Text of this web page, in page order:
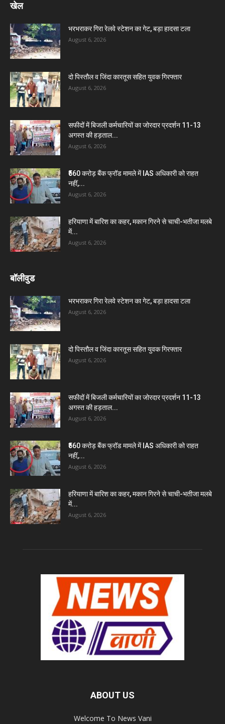
खेल
भरभराकर गिरा रेलवे स्टेशन का गेट, बड़ा हादसा टला
August 6, 2026
दो पिस्तौल व जिंदा कारतूस सहित युवक गिरफ्तार
August 6, 2026
सफीदों में बिजली कर्मचारियों का जोरदार प्रदर्शन 11-13
अगस्त की हड़ताल...
August 6, 2026
₹560 करोड़ बैंक फ्रॉड मामले में IAS अधिकारी को राहत
नहीं,...
August 6, 2026
हरियाणा में बारिश का कहर, मकान गिरने से चाची-भतीजा मलबे
में...
August 6, 2026
बॉलीवुड
भरभराकर गिरा रेलवे स्टेशन का गेट, बड़ा हादसा टला
August 6, 2026
दो पिस्तौल व जिंदा कारतूस सहित युवक गिरफ्तार
August 6, 2026
सफीदों में बिजली कर्मचारियों का जोरदार प्रदर्शन 11-13
अगस्त की हड़ताल...
August 6, 2026
₹560 करोड़ बैंक फ्रॉड मामले में IAS अधिकारी को राहत
नहीं,...
August 6, 2026
हरियाणा में बारिश का कहर, मकान गिरने से चाची-भतीजा मलबे
में...
August 6, 2026
ABOUT US
Welcome To News Vani